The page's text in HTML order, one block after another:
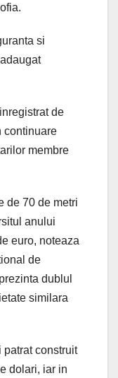
si
de
continuare
membre
de 70 de metri
anului
euro, noteaza
de
dublul
similara
patrat construit
dolari, iar in